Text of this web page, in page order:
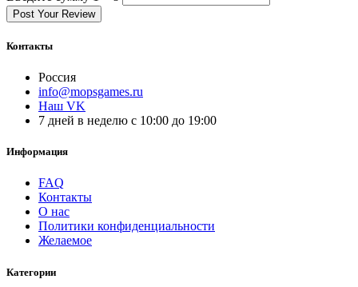
Post Your Review
Контакты
Россия
info@mopsgames.ru
Наш VK
7 дней в неделю с 10:00 до 19:00
Информация
FAQ
Контакты
О нас
Политики конфиденциальности
Желаемое
Категории